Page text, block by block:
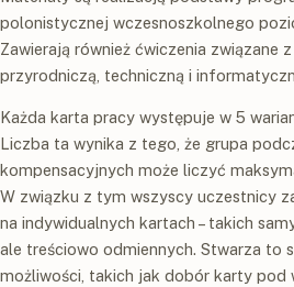
polonistycznej wczesnoszkolnego
Zawierają również ćwiczenia związane
przyrodniczą, techniczną i
Każda karta pracy występuje w 5
Liczba ta wynika z tego, że grupa
kompensacyjnych może liczyć
W związku z tym wszyscy uczestnicy
na indywidualnych kartach – takich
ale treściowo odmiennych. Stwarza to
możliwości, takich jak dobór karty pod